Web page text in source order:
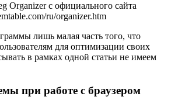
Organizer с официального сайта
ru/organizer.htm
лишь малая часть того, что
для оптимизации своих
в рамках одной статьи не имеем
при работе с браузером